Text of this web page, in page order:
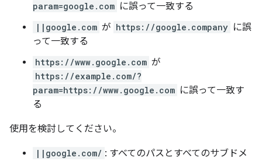
param=google.com に誤って一致する
||google.com が https://google.company に誤
って一致する
https://www.google.com が
https://example.com/?
param=https://www.google.com に誤って一致す
る
使用を検討してください。
||google.com/ : すべてのパスとすべてのサブドメ